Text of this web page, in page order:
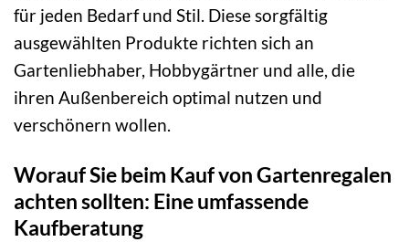
für jeden Bedarf und Stil. Diese sorgfältig
ausgewählten Produkte richten sich an
Gartenliebhaber, Hobbygärtner und alle, die
ihren Außenbereich optimal nutzen und
verschönern wollen.
Worauf Sie beim Kauf von Gartenregalen
achten sollten: Eine umfassende
Kaufberatung